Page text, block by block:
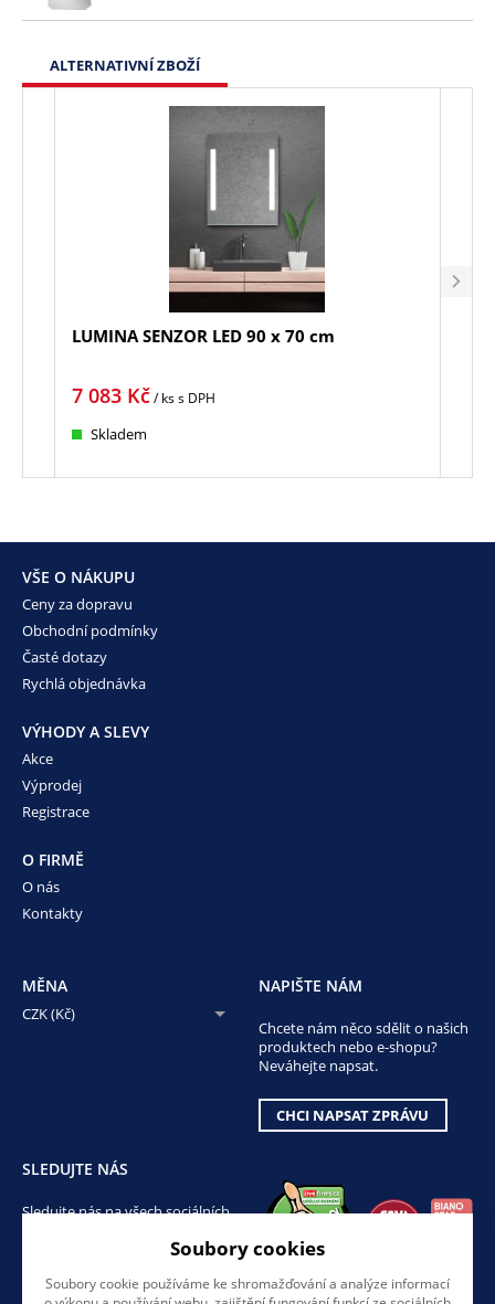
ALTERNATIVNÍ ZBOŽÍ
LUMINA SENZOR LED 90 x 70 cm
7 083 Kč/ kss DPH
Skladem
VŠE O NÁKUPU
Ceny za dopravu
Obchodní podmínky
Časté dotazy
Rychlá objednávka
VÝHODY A SLEVY
Akce
Výprodej
Registrace
O FIRMĚ
O nás
Kontakty
MĚNA
CZK (Kč)
NAPIŠTE NÁM
Chcete nám něco sdělit o našich
produktech nebo e-shopu?
Neváhejte napsat.
CHCI NAPSAT ZPRÁVU
SLEDUJTE NÁS
Sledujte nás na všech sociálních
Soubory cookies
Soubory cookie používáme ke shromažďování a analýze informací